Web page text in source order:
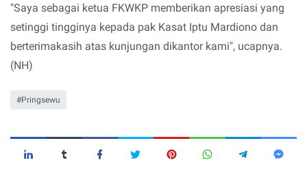
"Saya sebagai ketua FKWKP memberikan apresiasi yang
setinggi tingginya kepada pak Kasat Iptu Mardiono dan
berterimakasih atas kunjungan dikantor kami", ucapnya.
(NH)
Pringsewu